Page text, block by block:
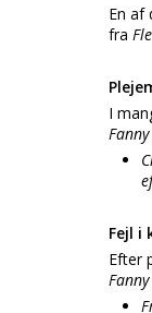
En af
fra
I
Fanny
Fejl i
Efter
Fanny